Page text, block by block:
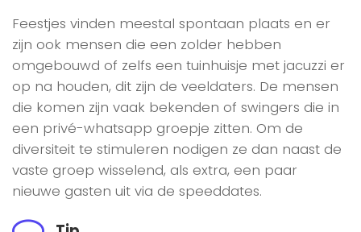
Feestjes vinden meestal spontaan plaats en er
zijn ook mensen die een zolder hebben
omgebouwd of zelfs een tuinhuisje met jacuzzi er
op na houden, dit zijn de veeldaters. De mensen
die komen zijn vaak bekenden of swingers die in
een privé-whatsapp groepje zitten. Om de
diversiteit te stimuleren nodigen ze dan naast de
vaste groep wisselend, als extra, een paar
nieuwe gasten uit via de speeddates.